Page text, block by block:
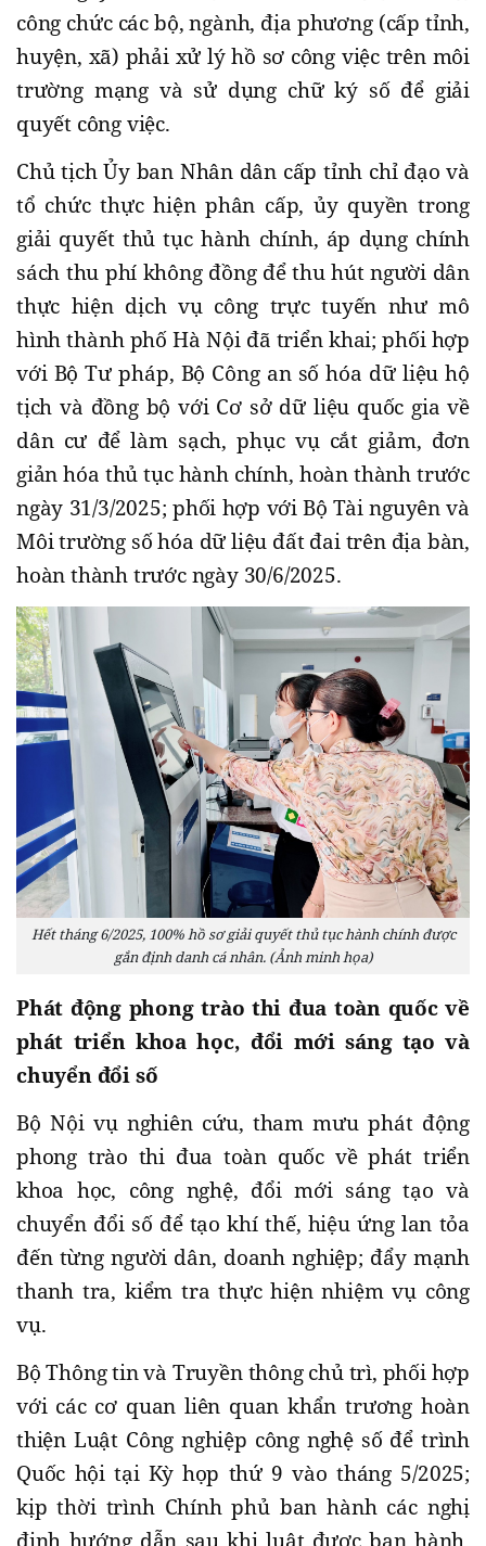
công chức các bộ, ngành, địa phương (cấp tỉnh,
huyện, xã) phải xử lý hồ sơ công việc trên môi
trường mạng và sử dụng chữ ký số để giải
quyết công việc.
Chủ tịch Ủy ban Nhân dân cấp tỉnh chỉ đạo và
tổ chức thực hiện phân cấp, ủy quyền trong
giải quyết thủ tục hành chính, áp dụng chính
sách thu phí không đồng để thu hút người dân
thực hiện dịch vụ công trực tuyến như mô
hình thành phố Hà Nội đã triển khai; phối hợp
với Bộ Tư pháp, Bộ Công an số hóa dữ liệu hộ
tịch và đồng bộ với Cơ sở dữ liệu quốc gia về
dân cư để làm sạch, phục vụ cắt giảm, đơn
giản hóa thủ tục hành chính, hoàn thành trước
ngày 31/3/2025; phối hợp với Bộ Tài nguyên và
Môi trường số hóa dữ liệu đất đai trên địa bàn,
hoàn thành trước ngày 30/6/2025.
Hết tháng 6/2025, 100% hồ sơ giải quyết thủ tục hành chính được
gắn định danh cá nhân. (Ảnh minh họa)
Phát động phong trào thi đua toàn quốc về
phát triển khoa học, đổi mới sáng tạo và
chuyển đổi số
Bộ Nội vụ nghiên cứu, tham mưu phát động
phong trào thi đua toàn quốc về phát triển
khoa học, công nghệ, đổi mới sáng tạo và
chuyển đổi số để tạo khí thế, hiệu ứng lan tỏa
đến từng người dân, doanh nghiệp; đẩy mạnh
thanh tra, kiểm tra thực hiện nhiệm vụ công
vụ.
Bộ Thông tin và Truyền thông chủ trì, phối hợp
với các cơ quan liên quan khẩn trương hoàn
thiện Luật Công nghiệp công nghệ số để trình
Quốc hội tại Kỳ họp thứ 9 vào tháng 5/2025;
kịp thời trình Chính phủ ban hành các nghị